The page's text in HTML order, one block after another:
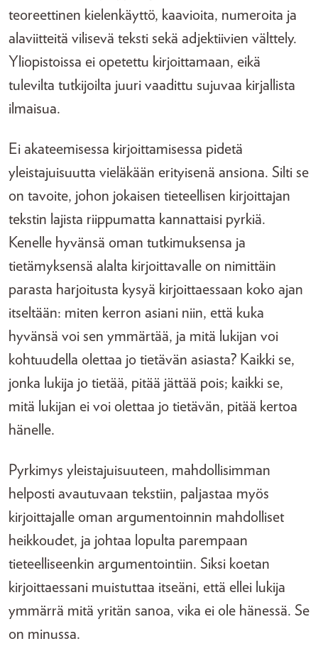
teoreettinen kielenkäyttö, kaavioita, numeroita ja
alaviitteitä vilisevä teksti sekä adjektiivien välttely.
Yliopistoissa ei opetettu kirjoittamaan, eikä
tulevilta tutkijoilta juuri vaadittu sujuvaa kirjallista
ilmaisua.
Ei akateemisessa kirjoittamisessa pidetä
yleistajuisuutta vieläkään erityisenä ansiona. Silti se
on tavoite, johon jokaisen tieteellisen kirjoittajan
tekstin lajista riippumatta kannattaisi pyrkiä.
Kenelle hyvänsä oman tutkimuksensa ja
tietämyksensä alalta kirjoittavalle on nimittäin
parasta harjoitusta kysyä kirjoittaessaan koko ajan
itseltään: miten kerron asiani niin, että kuka
hyvänsä voi sen ymmärtää, ja mitä lukijan voi
kohtuudella olettaa jo tietävän asiasta? Kaikki se,
jonka lukija jo tietää, pitää jättää pois; kaikki se,
mitä lukijan ei voi olettaa jo tietävän, pitää kertoa
hänelle.
Pyrkimys yleistajuisuuteen, mahdollisimman
helposti avautuvaan tekstiin, paljastaa myös
kirjoittajalle oman argumentoinnin mahdolliset
heikkoudet, ja johtaa lopulta parempaan
tieteelliseenkin argumentointiin. Siksi koetan
kirjoittaessani muistuttaa itseäni, että ellei lukija
ymmärrä mitä yritän sanoa, vika ei ole hänessä. Se
on minussa.